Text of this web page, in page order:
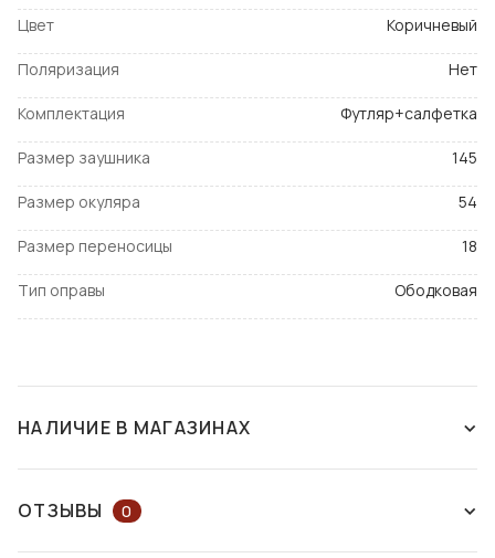
Цвет Коричневый
Поляризация Нет
Комплектация Футляр+салфетка
Размер заушника 145
Размер окуляра 54
Размер переносицы 18
Тип оправы Ободковая
НАЛИЧИЕ В МАГАЗИНАХ
ОТЗЫВЫ 0